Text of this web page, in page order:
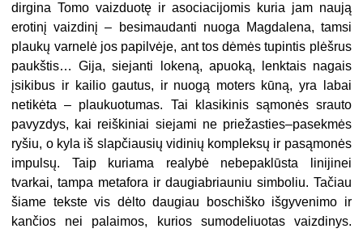
dirgina Tomo vaizduotę ir asociacijomis kuria jam naują
erotinį vaizdinį – besimaudanti nuoga Magdalena, tamsi
plaukų varnelė jos papilvėje, ant tos dėmės tupintis plėšrus
paukštis… Gija, siejanti lokeną, apuoką, lenktais nagais
įsikibus ir kailio gautus, ir nuogą moters kūną, yra labai
netikėta – plaukuotumas. Tai klasikinis sąmonės srauto
pavyzdys, kai reiškiniai siejami ne priežasties–pasekmės
ryšiu, o kyla iš slapčiausių vidinių kompleksų ir pasąmonės
impulsų. Taip kuriama realybė nebepaklūsta linijinei
tvarkai, tampa metafora ir daugiabriauniu simboliu. Tačiau
šiame tekste vis dėlto daugiau boschiško išgyvenimo ir
kančios nei palaimos, kurios sumodeliuotas vaizdinys.